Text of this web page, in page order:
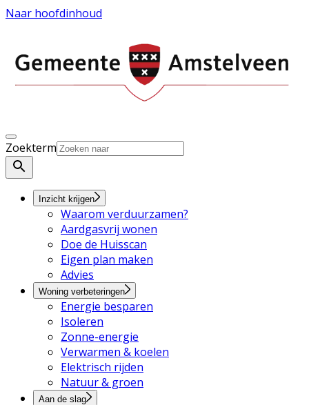
Naar hoofdinhoud
Zoekterm
Inzicht krijgen
Waarom verduurzamen?
Aardgasvrij wonen
Doe de Huisscan
Eigen plan maken
Advies
Woning verbeteringen
Energie besparen
Isoleren
Zonne-energie
Verwarmen & koelen
Elektrisch rijden
Natuur & groen
Aan de slag